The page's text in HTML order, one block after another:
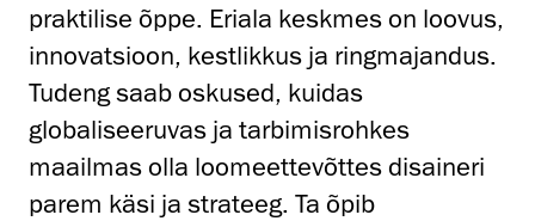
praktilise õppe. Eriala keskmes on loovus,
innovatsioon, kestlikkus ja ringmajandus.
Tudeng saab oskused, kuidas
globaliseeruvas ja tarbimisrohkes
maailmas olla loomeettevõttes disaineri
parem käsi ja strateeg. Ta õpib